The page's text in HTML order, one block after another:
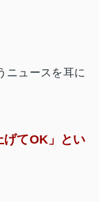
ニュースを耳に
げてOK」とい